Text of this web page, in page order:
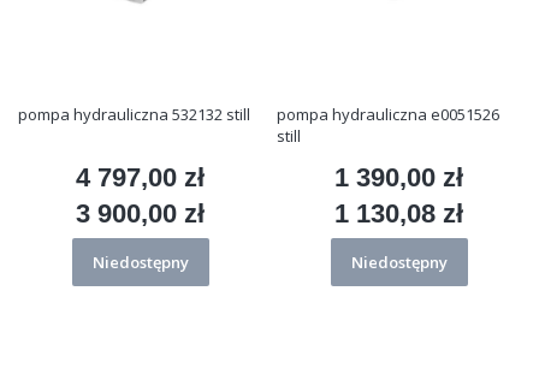
pompa hydrauliczna 532132 still
Cena
4 797,00 zł
Cena
3 900,00 zł
Niedostępny
pompa hydrauliczna e0051526
still
Cena
1 390,00 zł
Cena
1 130,08 zł
Niedostępny